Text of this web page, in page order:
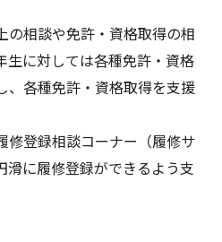
の相談や免許・資格取得の相
生に対しては各種免許・資格
、各種免許・資格取得を支援
修登録相談コーナー（履修サ
滑に履修登録ができるよう支